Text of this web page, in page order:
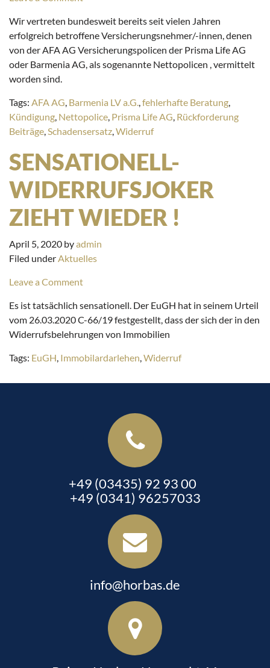
Wir vertreten bundesweit bereits seit vielen Jahren
erfolgreich betroffene Versicherungsnehmer/-innen, denen
von der AFA AG Versicherungspolicen der Prisma Life AG
oder Barmenia AG, als sogenannte Nettopolicen , vermittelt
worden sind.
Tags: AFA AG Barmenia LV a.G. fehlerhafte Beratung
Kündigung Nettopolice Prisma Life AG Rückforderung
Beiträge Schadensersatz Widerruf
SENSATIONELL-
WIDERRUFSJOKER
ZIEHT WIEDER !
April 5, 2020 byadmin
Filed under Aktuelles
Leave a Comment
Es ist tatsächlich sensationell. Der EuGH hat in seinem Urteil
vom 26.03.2020 C-66/19 festgestellt, dass der sich der in den
Widerrufsbelehrungen von Immobilien
Tags: EuGH Immobilardarlehen Widerruf
+49 (03435) 92 93 00
+49 (0341) 96257033
info@horbas.de